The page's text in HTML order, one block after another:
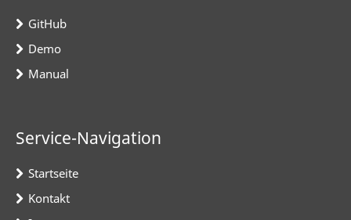
GitHub
Demo
Manual
Service-Navigation
Startseite
Kontakt